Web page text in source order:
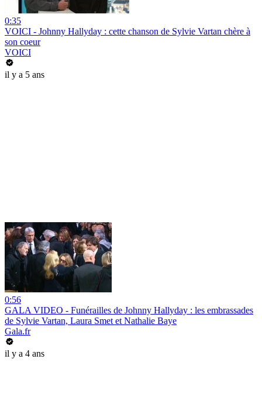
0:35
VOICI - Johnny Hallyday : cette chanson de Sylvie Vartan chère à
son coeur
VOICI
il y a 5 ans
0:56
GALA VIDEO - Funérailles de Johnny Hallyday : les embrassades
de Sylvie Vartan, Laura Smet et Nathalie Baye
Gala.fr
il y a 4 ans